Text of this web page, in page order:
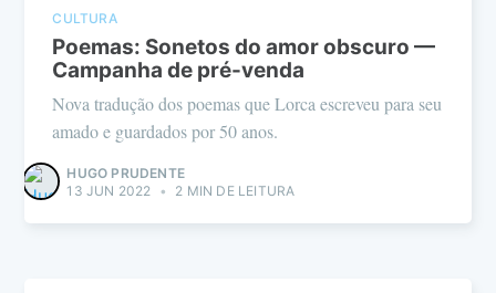
CULTURA
Poemas: Sonetos do amor obscuro —
Campanha de pré-venda
Nova tradução dos poemas que Lorca escreveu para seu
amado e guardados por 50 anos.
HUGO PRUDENTE
13 JUN 2022 • 2 MIN DE LEITURA